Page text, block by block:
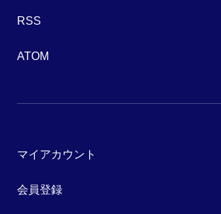
RSS
ATOM
マイアカウント
会員登録